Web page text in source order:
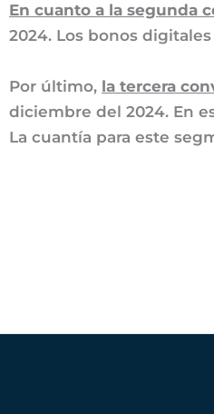
En cuanto a la segunda
2024. Los bonos
Por último, la tercera
diciembre del 2024. En
La cuantía para este